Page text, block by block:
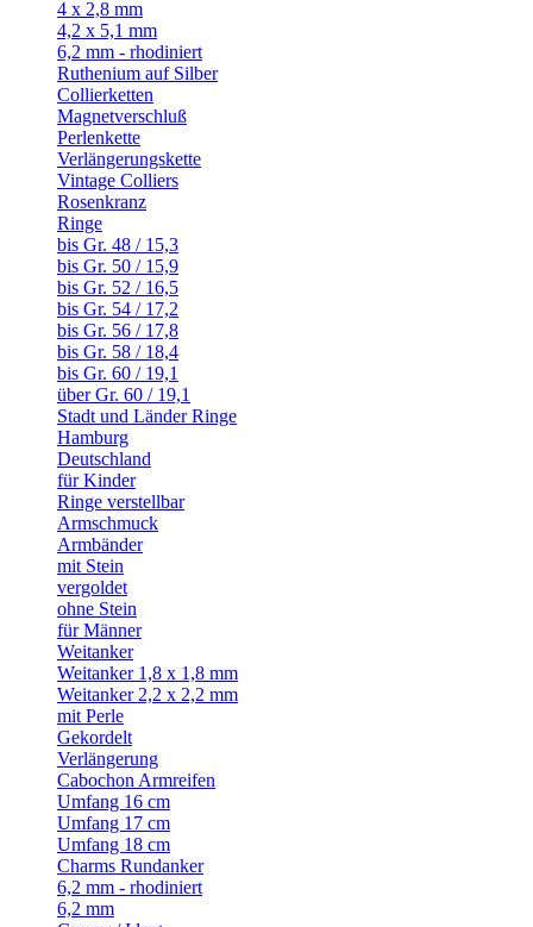
4 x 2,8 mm
4,2 x 5,1 mm
6,2 mm - rhodiniert
Ruthenium auf Silber
Collierketten
Magnetverschluß
Perlenkette
Verlängerungskette
Vintage Colliers
Rosenkranz
Ringe
bis Gr. 48 / 15,3
bis Gr. 50 / 15,9
bis Gr. 52 / 16,5
bis Gr. 54 / 17,2
bis Gr. 56 / 17,8
bis Gr. 58 / 18,4
bis Gr. 60 / 19,1
über Gr. 60 / 19,1
Stadt und Länder Ringe
Hamburg
Deutschland
für Kinder
Ringe verstellbar
Armschmuck
Armbänder
mit Stein
vergoldet
ohne Stein
für Männer
Weitanker
Weitanker 1,8 x 1,8 mm
Weitanker 2,2 x 2,2 mm
mit Perle
Gekordelt
Verlängerung
Cabochon Armreifen
Umfang 16 cm
Umfang 17 cm
Umfang 18 cm
Charms Rundanker
6,2 mm - rhodiniert
6,2 mm